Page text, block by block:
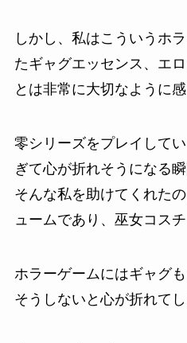
しかし、私はこういうホ
たギャグエッセンス、エ
とは非常に大切なように感
零シリーズをプレイして
ぎて心が折れそうになる
そんな私を助けてくれた
ュームであり、巫女コスチ
ホラーゲームにはギャグも
そうしないと心が折れてし